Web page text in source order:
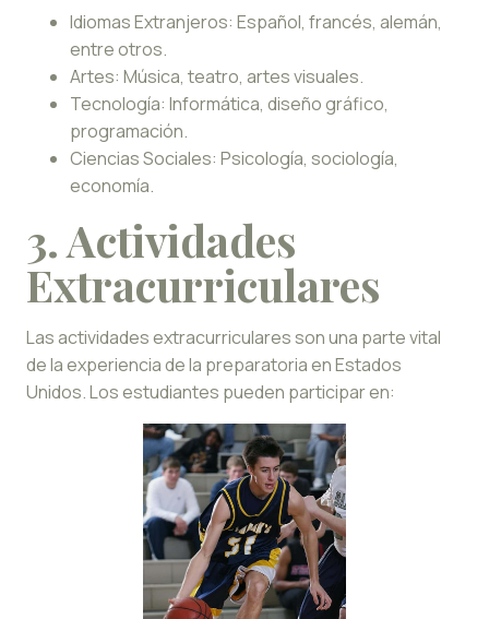
Idiomas Extranjeros: Español, francés, alemán,
entre otros.
Artes: Música, teatro, artes visuales.
Tecnología: Informática, diseño gráfico,
programación.
Ciencias Sociales: Psicología, sociología,
economía.
3. Actividades
Extracurriculares
Las actividades extracurriculares son una parte vital
de la experiencia de la preparatoria en Estados
Unidos. Los estudiantes pueden participar en: